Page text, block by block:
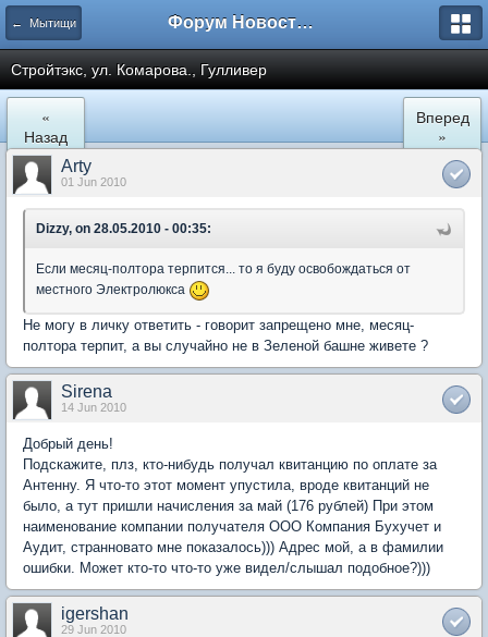
← Мытищи Форум Новостройки
Стройтэкс, ул. Комарова., Гулливер
«
Назад
Вперед
»
Arty
01 Jun 2010
Dizzy, on 28.05.2010 - 00:35:
Если месяц-полтора терпится... то я буду освобождаться от
местного Электролюкса
Не могу в личку ответить - говорит запрещено мне, месяц-
полтора терпит, а вы случайно не в Зеленой башне живете ?
Sirena
14 Jun 2010
Добрый день!
Подскажите, плз, кто-нибудь получал квитанцию по оплате за
Антенну. Я что-то этот момент упустила, вроде квитанций не
было, а тут пришли начисления за май (176 рублей) При этом
наименование компании получателя ООО Компания Бухучет и
Аудит, странновато мне показалось))) Адрес мой, а в фамилии
ошибки. Может кто-то что-то уже видел/слышал подобное?)))
igershan
29 Jun 2010